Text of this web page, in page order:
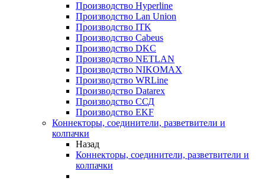
Производство Hyperline
Производство Lan Union
Производство ITK
Производство Cabeus
Производство DKC
Производство NETLAN
Производство NIKOMAX
Производство WRLine
Производство Datarex
Производство ССД
Производство EKF
Коннекторы, соединители, разветвители и
колпачки
Назад
Коннекторы, соединители, разветвители и
колпачки